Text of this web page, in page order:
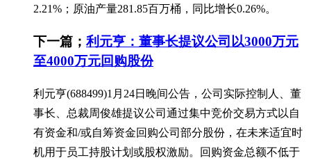
2.21%；原油产量281.85百万桶，同比增长0.26%。
下一篇；利元亨：董事长提议公司以3000万元
至4000万元回购股份
利元亨(688499)1月24日晚间公告，公司实际控制人、董
事长、总裁周俊雄提议公司通过集中竞价交易方式以自
有资金和/或自筹资金回购公司部分股份，在未来适宜时
机用于员工持股计划或股权激励。回购资金总额不低于